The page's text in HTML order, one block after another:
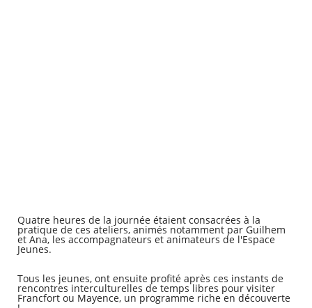
Quatre heures de la journée étaient consacrées à la
pratique de ces ateliers, animés notamment par Guilhem
et Ana, les accompagnateurs et animateurs de l'Espace
Jeunes.
Tous les jeunes, ont ensuite profité après ces instants de
rencontres interculturelles de temps libres pour visiter
Francfort ou Mayence, un programme riche en découverte